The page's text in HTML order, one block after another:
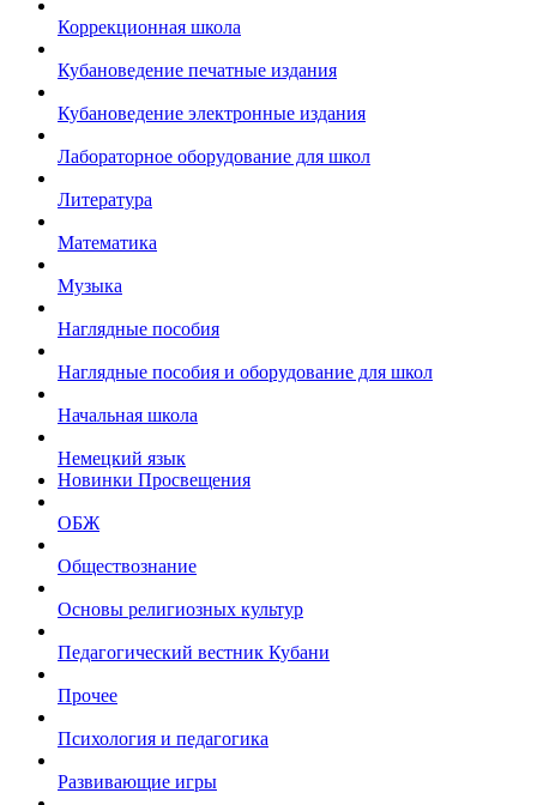
Коррекционная школа
Кубановедение печатные издания
Кубановедение электронные издания
Лабораторное оборудование для школ
Литература
Математика
Музыка
Наглядные пособия
Наглядные пособия и оборудование для школ
Начальная школа
Немецкий язык
Новинки Просвещения
ОБЖ
Обществознание
Основы религиозных культур
Педагогический вестник Кубани
Прочее
Психология и педагогика
Развивающие игры